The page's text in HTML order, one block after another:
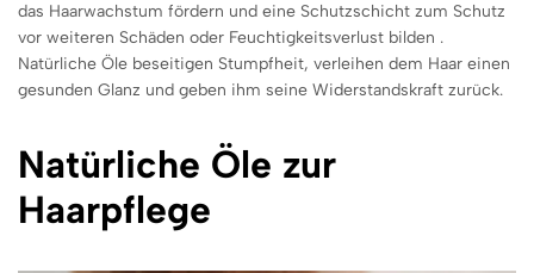
das Haarwachstum fördern und eine Schutzschicht zum Schutz
vor weiteren Schäden oder Feuchtigkeitsverlust bilden .
Natürliche Öle beseitigen Stumpfheit, verleihen dem Haar einen
gesunden Glanz und geben ihm seine Widerstandskraft zurück.
Natürliche Öle zur
Haarpflege